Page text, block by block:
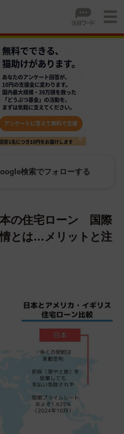
検索でフォローする
の住宅ローン 国際
とは…メリットと注